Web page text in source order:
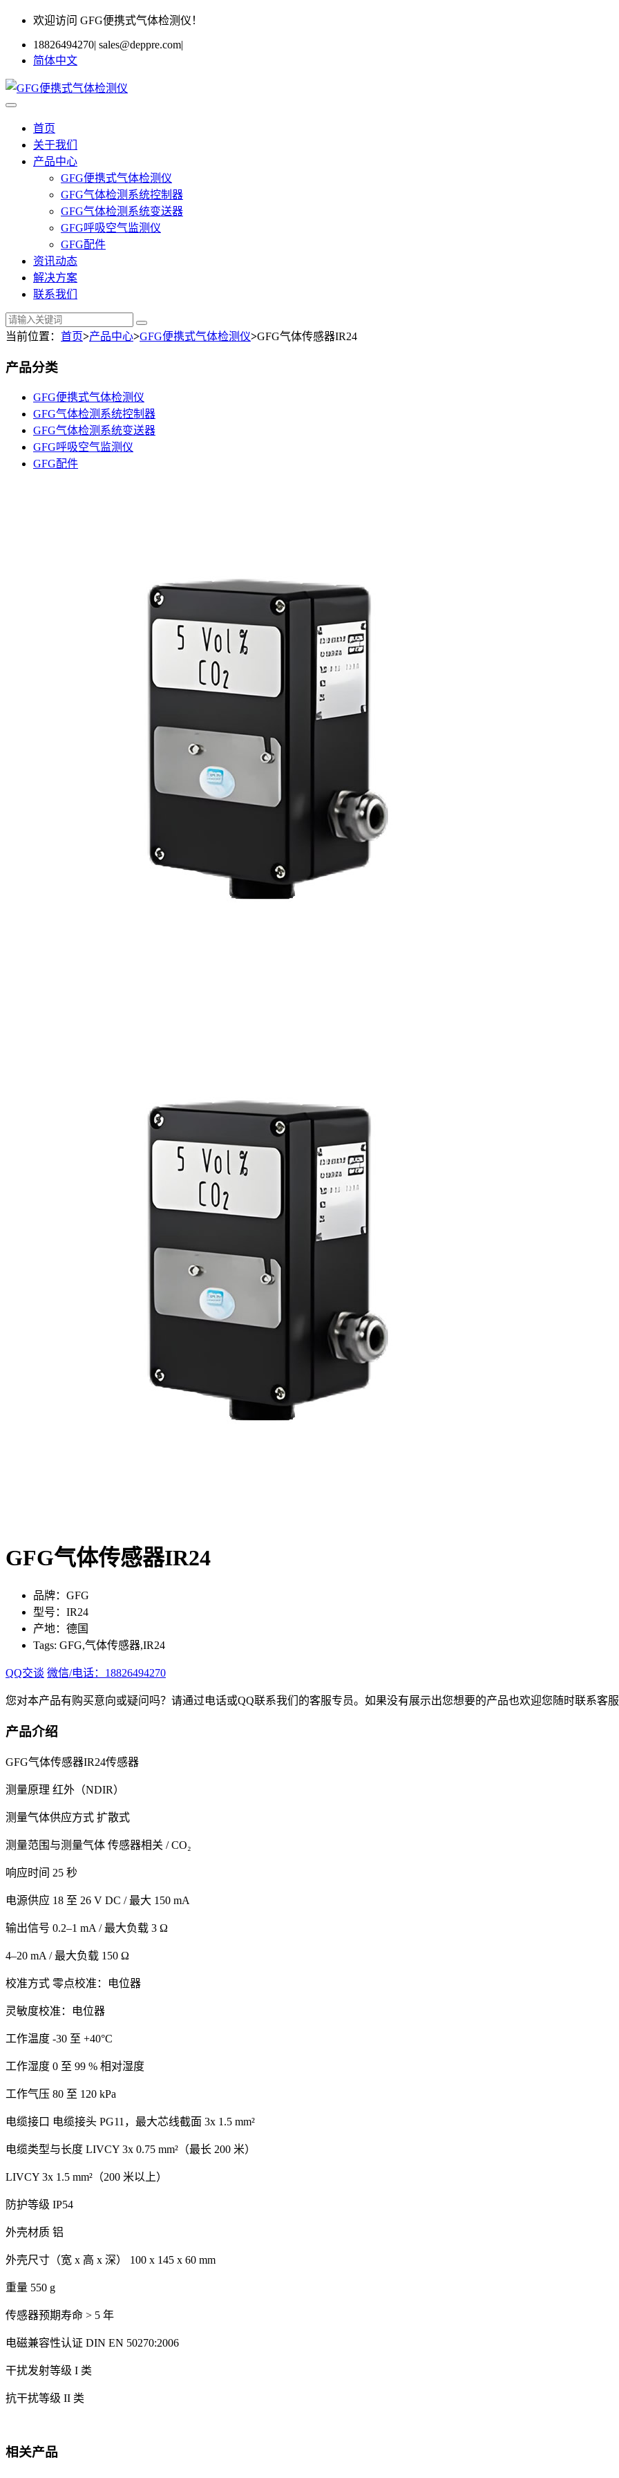
欢迎访问 GFG便携式气体检测仪！
18826494270| sales@deppre.com|
简体中文
首页
关于我们
产品中心
GFG便携式气体检测仪
GFG气体检测系统控制器
GFG气体检测系统变送器
GFG呼吸空气监测仪
GFG配件
资讯动态
解决方案
联系我们
当前位置： 首页>产品中心>GFG便携式气体检测仪>GFG气体传感器IR24
产品分类
GFG便携式气体检测仪
GFG气体检测系统控制器
GFG气体检测系统变送器
GFG呼吸空气监测仪
GFG配件
GFG气体传感器IR24
品牌：GFG
型号：IR24
产地：德国
Tags: GFG,气体传感器,IR24
QQ交谈 微信/电话：18826494270
您对本产品有购买意向或疑问吗？请通过电话或QQ联系我们的客服专员。如果没有展示出您想要的产品也欢迎您随时联系客
产品介绍
GFG气体传感器IR24传感器
测量原理 红外（NDIR）
测量气体供应方式 扩散式
测量范围与测量气体 传感器相关 / CO₂
响应时间 25 秒
电源供应 18 至 26 V DC / 最大 150 mA
输出信号 0.2–1 mA / 最大负载 3 Ω
4–20 mA / 最大负载 150 Ω
校准方式 零点校准：电位器
灵敏度校准：电位器
工作温度 -30 至 +40°C
工作湿度 0 至 99 % 相对湿度
工作气压 80 至 120 kPa
电缆接口 电缆接头 PG11，最大芯线截面 3x 1.5 mm²
电缆类型与长度 LIVCY 3x 0.75 mm²（最长 200 米）
LIVCY 3x 1.5 mm²（200 米以上）
防护等级 IP54
外壳材质 铝
外壳尺寸（宽 x 高 x 深） 100 x 145 x 60 mm
重量 550 g
传感器预期寿命 > 5 年
电磁兼容性认证 DIN EN 50270:2006
干扰发射等级 I 类
抗干扰等级 II 类
相关产品